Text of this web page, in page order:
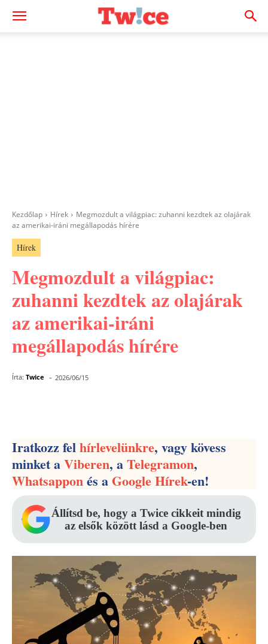
Kezdőlap Hírek
Megmozdult a világpiac: zuhanni kezdtek az olajárak
az amerikai-iráni megállapodás hírére
Hírek
Megmozdult a világpiac:
zuhanni kezdtek az olajárak
az amerikai-iráni
megállapodás hírére
Írta: Twice - 2026/06/15
Iratkozz felhírlevelünkre, vagy kövess
minket aViberen, aTelegramon,
Whatsapponés aGoogle Hírek-en!
Állítsd be, hogy a Twice cikkeit mindig
az elsők között lásd a Google-ben